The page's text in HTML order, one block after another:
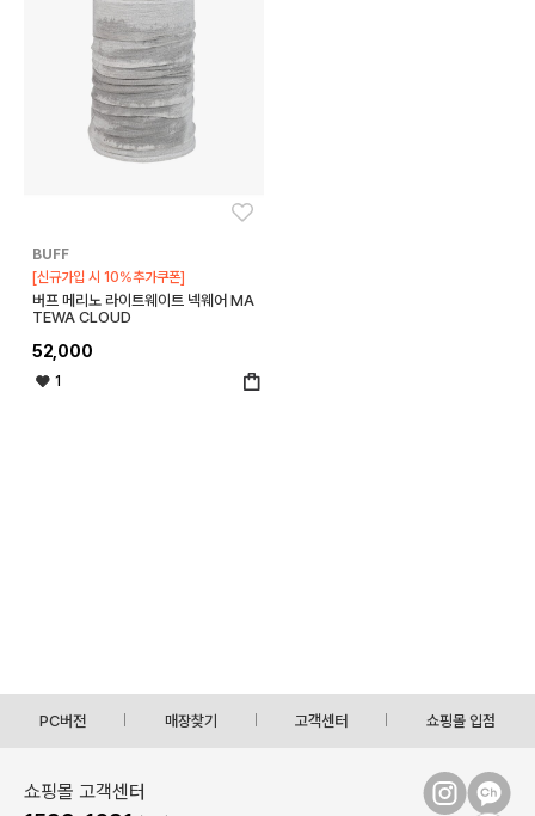
BUFF
[신규가입 시 10%추가쿠폰]
버프 메리노 라이트웨이트 넥웨어 MA
TEWA CLOUD
52,000
1
PC버전 매장찾기 고객센터 쇼핑몰 입점
쇼핑몰 고객센터